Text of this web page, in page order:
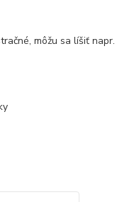
môžu sa líšiť napr.